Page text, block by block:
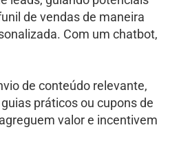
de vendas de maneira
Com um chatbot,
de conteúdo relevante,
práticos ou cupons de
valor e incentivem